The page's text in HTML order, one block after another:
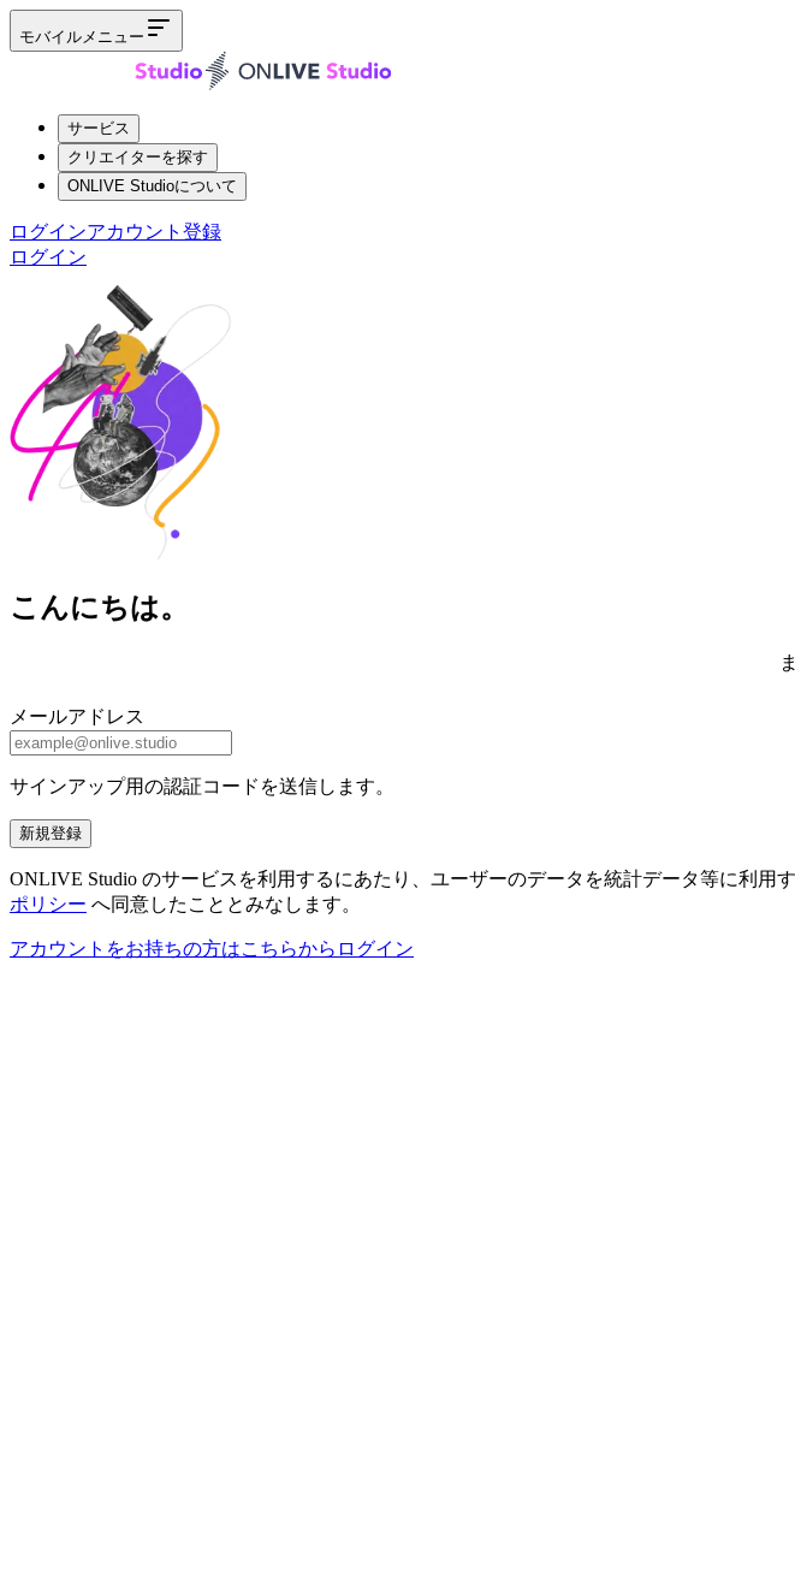
モバイルメニュー
サービス
クリエイターを探す
ONLIVE Studioについて
ログインアカウント登録
ログイン
こんにちは。
メールアドレス
サインアップ用の認証コードを送信します。
新規登録
ONLIVE Studio のサービスを利用するにあたり、ユーザーのデータを統計データ等に利用
ポリシー へ同意したこととみなします。
アカウントをお持ちの方はこちらからログイン